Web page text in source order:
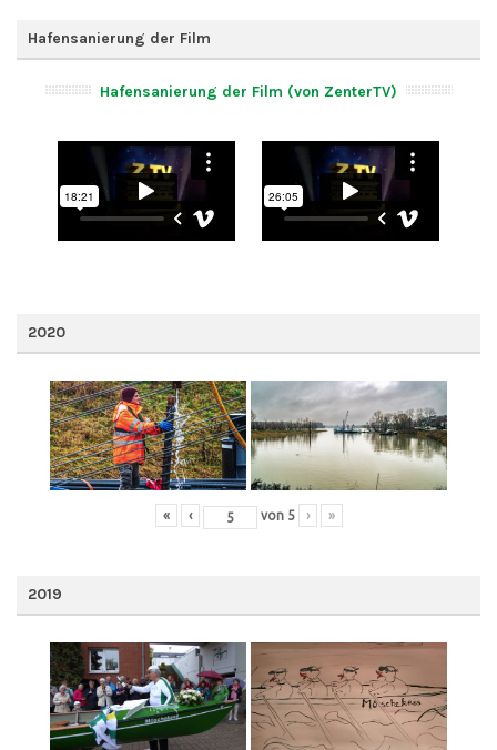
Hafensanierung der Film
Hafensanierung der Film (von ZenterTV)
2020
« ‹ von 5 › »
2019